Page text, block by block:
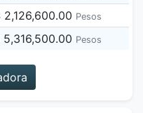
2,126,600.00 Pesos
5,316,500.00 Pesos